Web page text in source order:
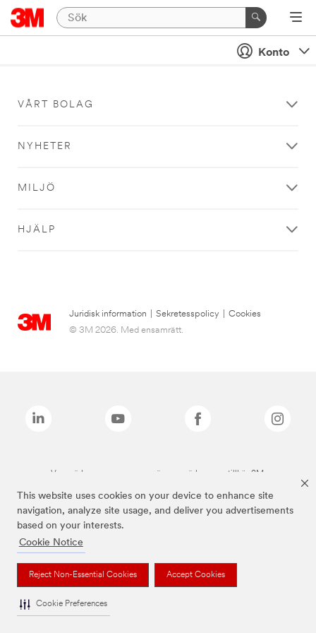
This website uses cookies on your device to enhance site
navigation, analyze site usage, and deliver you advertisements
based on your interests.
Cookie Notice
Reject Non-Essential Cookies Accept Cookies
Cookie Preferences
Konto
VÅRT BOLAG
NYHETER
MILJÖ
HJÄLP
Juridisk information Sekretesspolicy
Cookies
© 3M 2026. Med ensamrätt.
Varumärken som anges ovan är varumärken som tillhör 3M.